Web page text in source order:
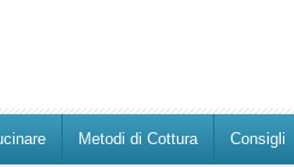
Metodi di Cottura
Consigli